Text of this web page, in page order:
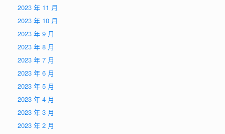
2023 年 11 月
2023 年 10 月
2023 年 9 月
2023 年 8 月
2023 年 7 月
2023 年 6 月
2023 年 5 月
2023 年 4 月
2023 年 3 月
2023 年 2 月